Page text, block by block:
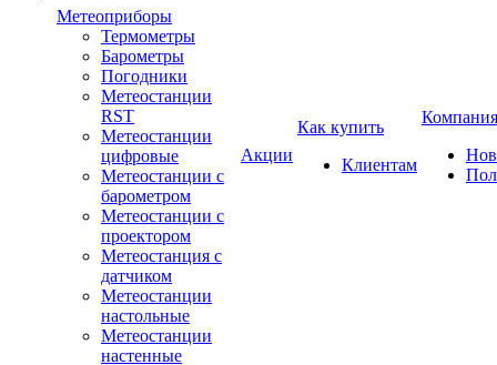
Метеоприборы
Термометры
Барометры
Погодники
Метеостанции
RST
Метеостанции
цифровые
Метеостанции с
барометром
Метеостанции с
проектором
Метеостанция с
датчиком
Метеостанции
настольные
Метеостанции
настенные
Акции
Как купить
Клиентам
Компания